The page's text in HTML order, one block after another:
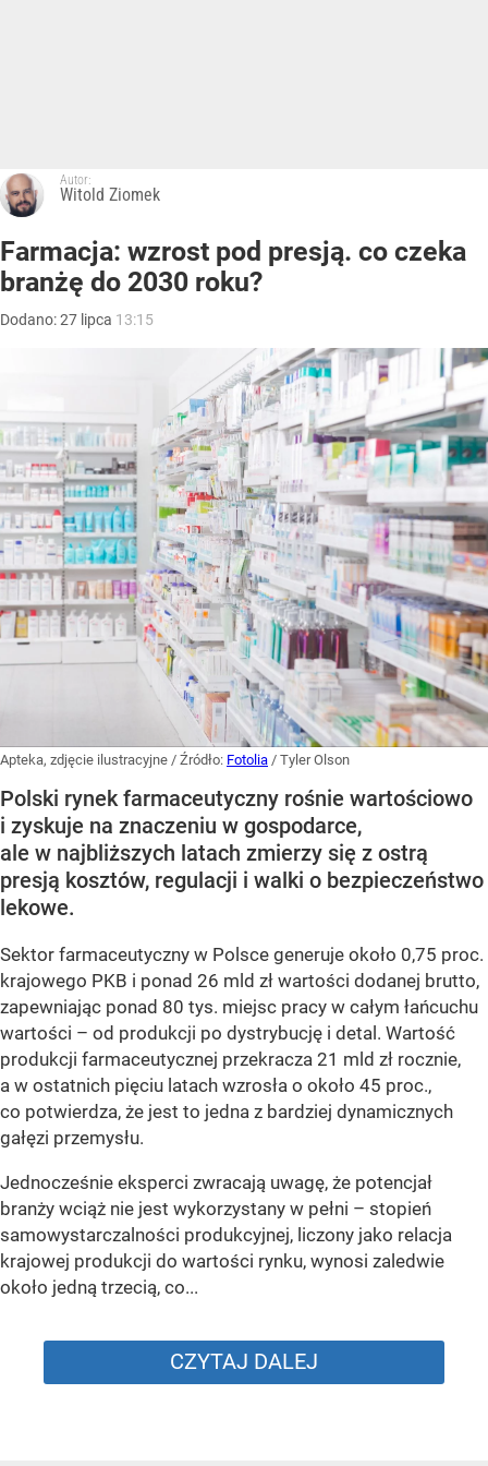
Autor:
Witold Ziomek
Farmacja: wzrost pod presją. co czeka
branżę do 2030 roku?
Dodano:27 lipca 13:15
Apteka, zdjęcie ilustracyjne / Źródło: Fotolia / Tyler Olson
Polski rynek farmaceutyczny rośnie wartościowo
i zyskuje na znaczeniu w gospodarce,
ale w najbliższych latach zmierzy się z ostrą
presją kosztów, regulacji i walki o bezpieczeństwo
lekowe.
Sektor farmaceutyczny w Polsce generuje około 0,75 proc.
krajowego PKB i ponad 26 mld zł wartości dodanej brutto,
zapewniając ponad 80 tys. miejsc pracy w całym łańcuchu
wartości – od produkcji po dystrybucję i detal. Wartość
produkcji farmaceutycznej przekracza 21 mld zł rocznie,
a w ostatnich pięciu latach wzrosła o około 45 proc.,
co potwierdza, że jest to jedna z bardziej dynamicznych
gałęzi przemysłu.
Jednocześnie eksperci zwracają uwagę, że potencjał
branży wciąż nie jest wykorzystany w pełni – stopień
samowystarczalności produkcyjnej, liczony jako relacja
krajowej produkcji do wartości rynku, wynosi zaledwie
około jedną trzecią, co...
CZYTAJ DALEJ